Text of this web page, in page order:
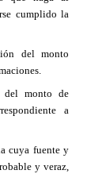
cumplido la
del monto
del monto de
a
cuya fuente y
y veraz,